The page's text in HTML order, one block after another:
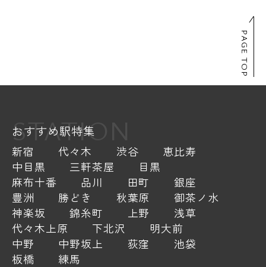
PAGE TOP
STATION
おすすめ駅特集
新宿 代々木 渋谷
恵比寿
中目黒
三軒茶屋
目黒
麻布十番
品川 田町
銀座
豊洲
勝どき 秋葉原
御茶ノ水
神楽坂
錦糸町 上野
浅草
代々木上原
下北沢
明大前
中野
中野坂上 荻窪
池袋
板橋
練馬